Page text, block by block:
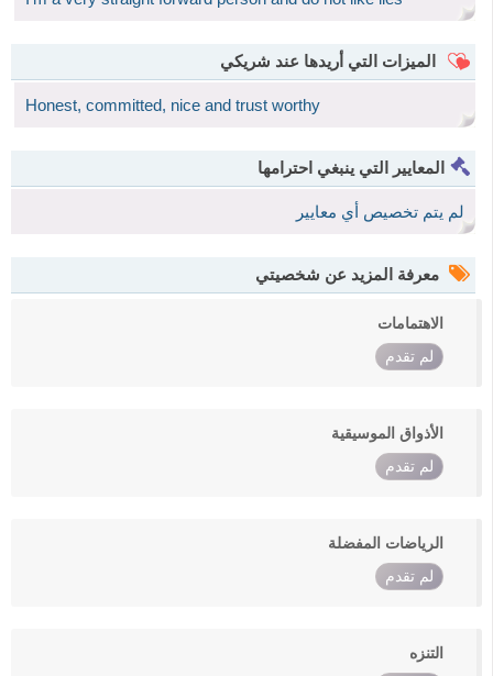
الميزات التي أريدها عند شريكي
Honest, committed, nice and trust worthy
المعايير التي ينبغي احترامها
لم يتم تخصيص أي معايير
معرفة المزيد عن شخصيتي
الاهتمامات
لم تقدم
الأذواق الموسيقية
لم تقدم
الرياضات المفضلة
لم تقدم
التنزه